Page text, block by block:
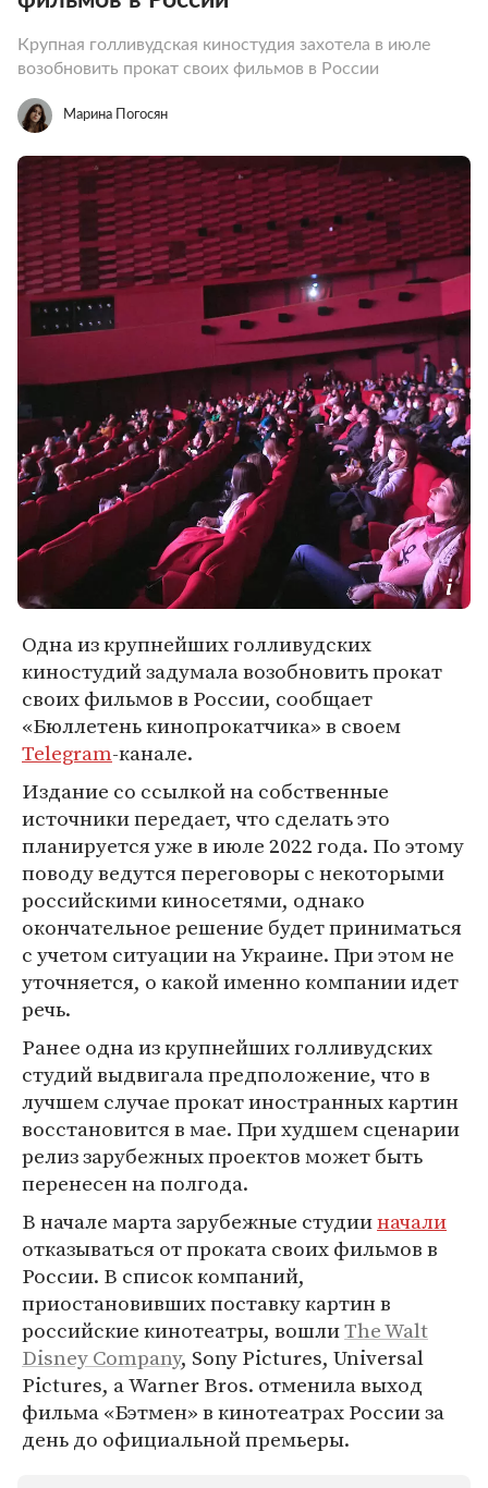
Крупная голливудская киностудия захотела в июле
возобновить прокат своих фильмов в России
Марина Погосян
Одна из крупнейших голливудских
киностудий задумала возобновить прокат
своих фильмов в России, сообщает
«Бюллетень кинопрокатчика» в своем
Telegram-канале.
Издание со ссылкой на собственные
источники передает, что сделать это
планируется уже в июле 2022 года. По этому
поводу ведутся переговоры с некоторыми
российскими киносетями, однако
окончательное решение будет приниматься
с учетом ситуации на Украине. При этом не
уточняется, о какой именно компании идет
речь.
Ранее одна из крупнейших голливудских
студий выдвигала предположение, что в
лучшем случае прокат иностранных картин
восстановится в мае. При худшем сценарии
релиз зарубежных проектов может быть
перенесен на полгода.
В начале марта зарубежные студииначали
отказываться от проката своих фильмов в
России. В список компаний,
приостановивших поставку картин в
российские кинотеатры, вошлиThe Walt
Disney Company, Sony Pictures, Universal
Pictures, а Warner Bros. отменила выход
фильма «Бэтмен» в кинотеатрах России за
день до официальной премьеры.